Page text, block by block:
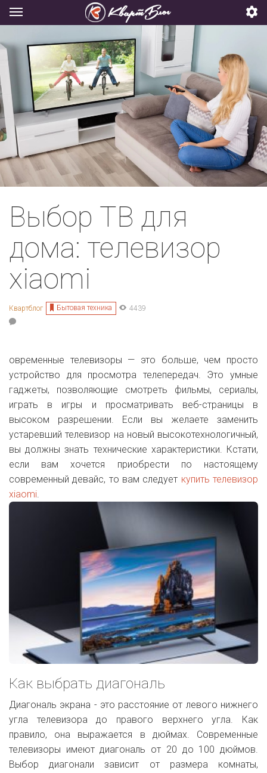
Выбор ТВ для
дома: телевизор
xiaomi
Квартблог Бытовая техника 4439
овременные телевизоры — это больше, чем просто
устройство для просмотра телепередач. Это умные
гаджеты, позволяющие смотреть фильмы, сериалы,
играть в игры и просматривать веб-страницы в
высоком разрешении. Если вы желаете заменить
устаревший телевизор на новый высокотехнологичный,
вы должны знать технические характеристики. Кстати,
если вам хочется приобрести по настоящему
современный девайс, то вам следует купить телевизор
xiaomi.
Как выбрать диагональ
Диагональ экрана - это расстояние от левого нижнего
угла телевизора до правого верхнего угла. Как
правило, она выражается в дюймах. Современные
телевизоры имеют диагональ от 20 до 100 дюймов.
Выбор диагонали зависит от размера комнаты,